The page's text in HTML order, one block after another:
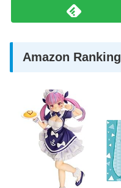
Amazon Ranking